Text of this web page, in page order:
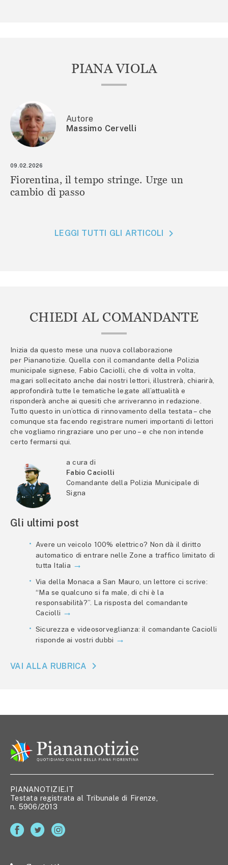
PIANA VIOLA
Autore
Massimo Cervelli
09.02.2026
Fiorentina, il tempo stringe. Urge un
cambio di passo
LEGGI TUTTI GLI ARTICOLI
CHIEDI AL COMANDANTE
Inizia da questo mese una nuova collaborazione
per Piananotizie. Quella con il comandante della Polizia
municipale signese, Fabio Caciolli, che di volta in volta,
magari sollecitato anche dai nostri lettori, illustrerà, chiarirà,
approfondirà tutte le tematiche legate all’attualità e
risponderà anche ai quesiti che arriveranno in redazione.
Tutto questo in un’ottica di rinnovamento della testata – che
comunque sta facendo registrare numeri importanti di lettori
che vogliamo ringraziare uno per uno – e che non intende
certo fermarsi qui.
a cura di
Fabio Caciolli
Comandante della Polizia Municipale di
Signa
Gli ultimi post
Avere un veicolo 100% elettrico? Non dà il diritto
automatico di entrare nelle Zone a traffico limitato di
tutta Italia
Via della Monaca a San Mauro, un lettore ci scrive:
“Ma se qualcuno si fa male, di chi è la
responsabilità?”. La risposta del comandante
Caciolli
Sicurezza e videosorveglianza: il comandante Caciolli
risponde ai vostri dubbi
VAI ALLA RUBRICA
PIANANOTIZIE.IT
Testata registrata al Tribunale di Firenze,
n. 5906/2013